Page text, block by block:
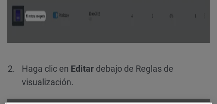
Haga clic en Editar debajo de Reglas de
visualización.